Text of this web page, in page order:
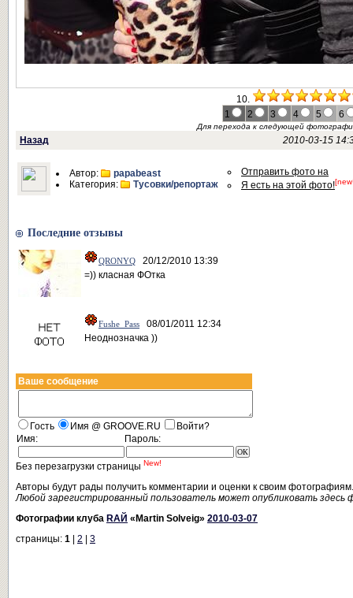
10.
1
2 3 4 5 6
Для перехода к следующей
Назад 2010-03-15
Автор:
papabeast
Категория:
Тусовки/репортаж
Отправить фото на
Я есть на этой фото!
Последние отзывы
QRONYQ 20/12/2010 13:39
=)) класная ФОтка
Fushe_Pass 08/01/2011 12:34
Неоднозначка ))
Ваше сообщение
Гость Имя @ GROOVE.RU
Войти?
Имя:
Пароль:
Без перезагрузки страницы New!
Авторы будут рады получить комментарии и оценки к своим
Любой зарегистрированный пользователь может опубликовать здесь
Фотографии клуба RAЙ «Martin Solveig» 2010-03-07
страницы: 1 2 3